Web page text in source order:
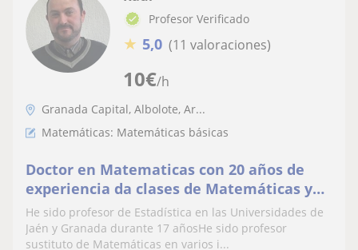
10€/h
Profesor Verificado
★ 5,0 (11 valoraciones)
Granada Capital, Albolote, Ar...
Matemáticas: Matemáticas básicas
Doctor en Matematicas con 20 años de
experiencia da clases de Matemáticas y
Estadística para ESO y Bachillerato
He sido profesor de Estadística en las Universidades de
Jaén y Granada durante 17 añosHe sido profesor
sustituto de Matemáticas en varios i...